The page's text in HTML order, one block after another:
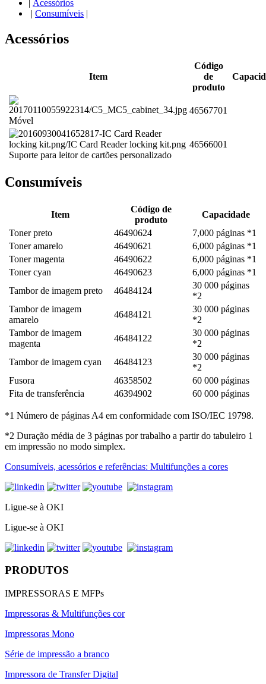
| Acessórios
| Consumíveis |
Acessórios
Item
Código
de
produto
Móvel
46567701
Suporte para leitor de cartões personalizado
46566001
Consumíveis
Item
Código de
produto
Capacidade
Toner preto
46490624
7,000 páginas *1
Toner amarelo
46490621
6,000 páginas *1
Toner magenta
46490622
6,000 páginas *1
Toner cyan
46490623
6,000 páginas *1
Tambor de imagem preto
46484124
30 000 páginas
*2
Tambor de imagem
amarelo
46484121
30 000 páginas
*2
Tambor de imagem
magenta
46484122
30 000 páginas
*2
Tambor de imagem cyan
46484123
30 000 páginas
*2
Fusora
46358502
60 000 páginas
Fita de transferência
46394902 60 000 páginas
*1 Número de páginas A4 em conformidade com ISO/IEC 19798.
*2 Duração média de 3 páginas por trabalho a partir do tabuleiro 1
em impressão no modo simplex.
Consumíveis, acessórios e referências: Multifunções a cores
Ligue-se à OKI
Ligue-se à OKI
PRODUTOS
IMPRESSORAS E MFPs
Impressoras & Multifunções cor
Impressoras Mono
Série de impressão a branco
Impressora de Transfer Digital